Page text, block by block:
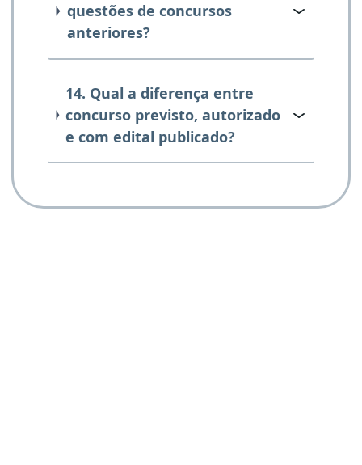
questões de concursos
anteriores?
14. Qual a diferença entre
concurso previsto, autorizado
e com edital publicado?